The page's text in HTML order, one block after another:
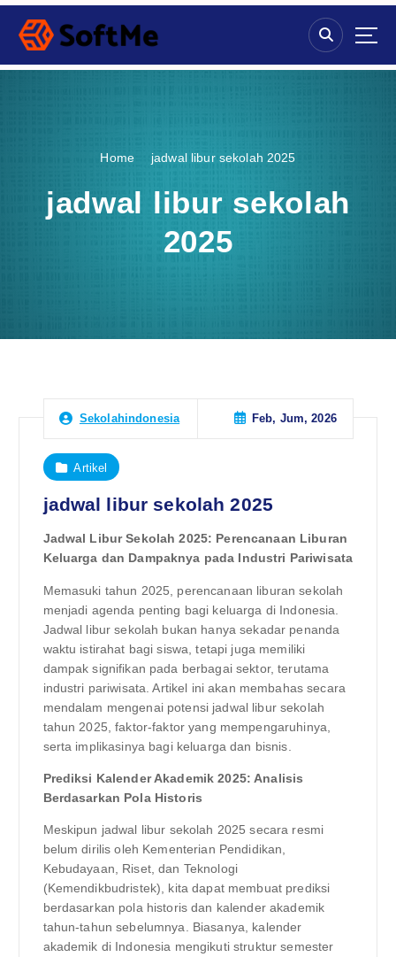
S
p
Home jadwal libur sekolah 2025
jadwal libur sekolah
2025
Sekolahindonesia Feb, Jum, 2026
Artikel
jadwal libur sekolah 2025
Jadwal Libur Sekolah 2025: Perencanaan Liburan
Keluarga dan Dampaknya pada Industri Pariwisata
Memasuki tahun 2025, perencanaan liburan sekolah
menjadi agenda penting bagi keluarga di Indonesia.
Jadwal libur sekolah bukan hanya sekadar penanda
waktu istirahat bagi siswa, tetapi juga memiliki
dampak signifikan pada berbagai sektor, terutama
industri pariwisata. Artikel ini akan membahas secara
mendalam mengenai potensi jadwal libur sekolah
tahun 2025, faktor-faktor yang mempengaruhinya,
serta implikasinya bagi keluarga dan bisnis.
Prediksi Kalender Akademik 2025: Analisis
Berdasarkan Pola Historis
Meskipun jadwal libur sekolah 2025 secara resmi
belum dirilis oleh Kementerian Pendidikan,
Kebudayaan, Riset, dan Teknologi
(Kemendikbudristek), kita dapat membuat prediksi
berdasarkan pola historis dan kalender akademik
tahun-tahun sebelumnya. Biasanya, kalender
akademik di Indonesia mengikuti struktur semester